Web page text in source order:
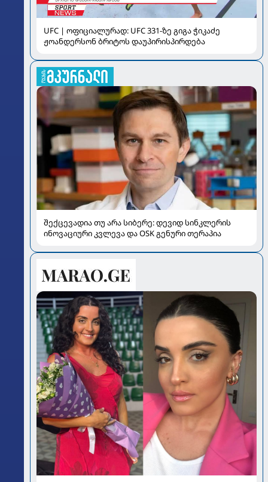
UFC | ოფიციალურად: UFC 331-ზე გიგა ჭიკაძე
ჟოანდერსონ ბრიტოს დაუპირისპირდება
შექცევადია თუ არა სიბერე: დევიდ სინკლერის
ინოვაციური კვლევა და OSK გენური თერაპია